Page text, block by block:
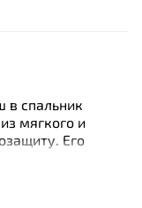
в спальник
мягкого и
Его